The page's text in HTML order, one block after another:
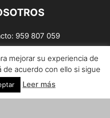
959 807 059
prensa@huelvacosta.com
mejorar su experiencia de
acuerdo con ello si sigue
Leer más